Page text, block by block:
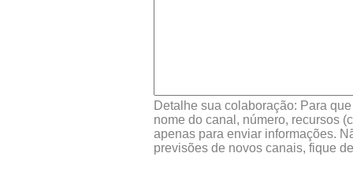
Detalhe sua colaboração: Para
nome do canal, número, recursos
apenas para enviar informações.
previsões de novos canais, fique